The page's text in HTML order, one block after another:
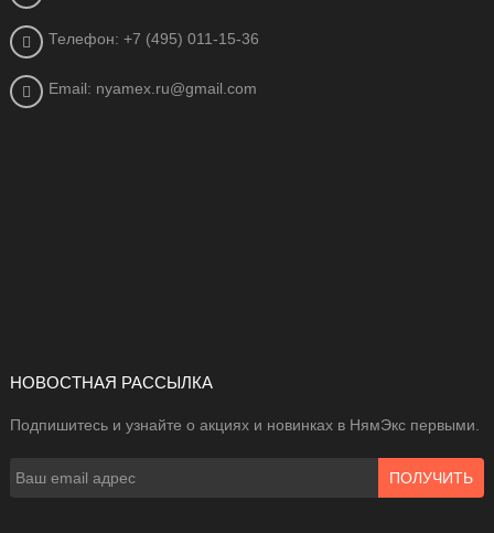
Телефон: +7 (495) 011-15-36
Email: nyamex.ru@gmail.com
НОВОСТНАЯ РАССЫЛКА
Подпишитесь и узнайте о акциях и новинках в НямЭкс первыми.
ПОЛУЧИТЬ